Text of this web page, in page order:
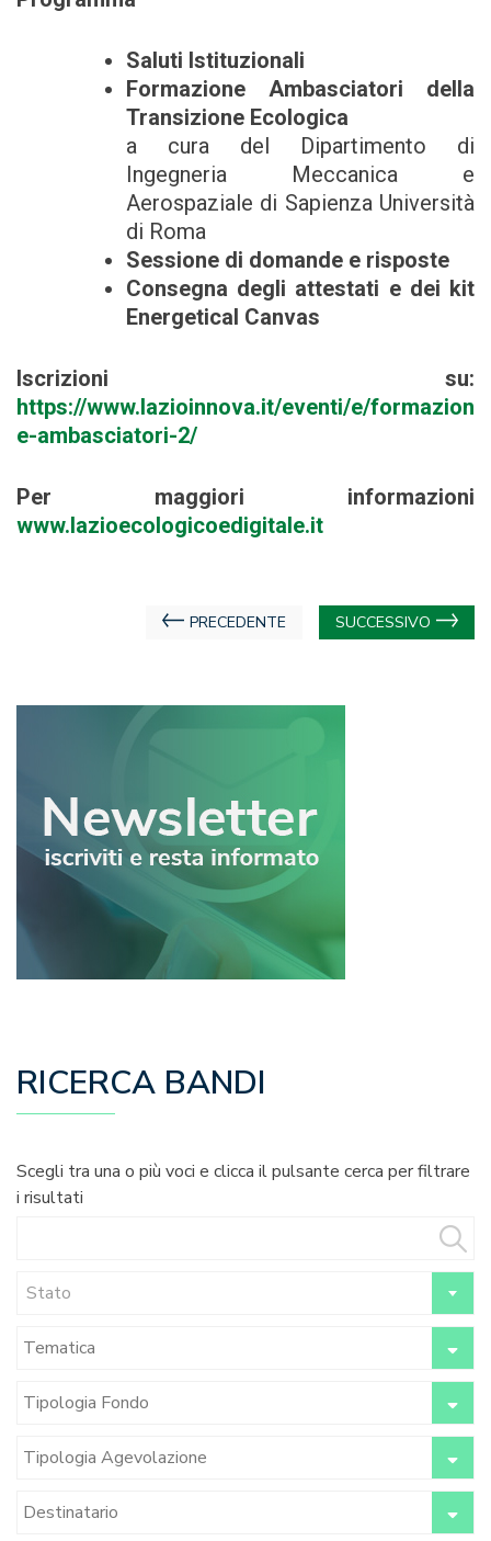
Saluti Istituzionali
Formazione Ambasciatori della
Transizione Ecologica
a cura del Dipartimento di
Ingegneria Meccanica e
Aerospaziale di Sapienza Università
di Roma
Sessione di domande e risposte
Consegna degli attestati e dei kit
Energetical Canvas
Iscrizioni su:
https://www.lazioinnova.it/eventi/e/formazion
e-ambasciatori-2/
Per maggiori informazioni
www.lazioecologicoedigitale.it
Navigazione
PRECEDENTE SUCCESSIVO
RICERCA BANDI
Scegli tra una o più voci e clicca il pulsante cerca per filtrare
i risultati
Stato